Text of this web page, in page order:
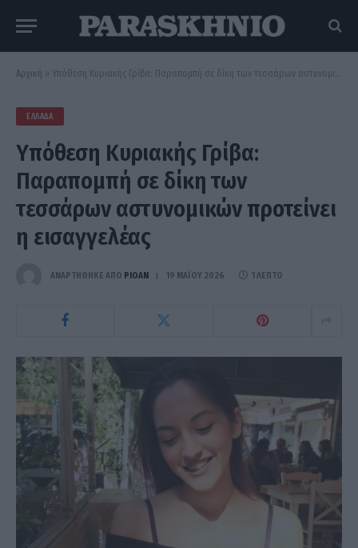
Αρχική » Υπόθεση Κυριακής Γρίβα: Παραπομπή σε δίκη των τεσσάρων αστυνομικών προτείνει η εισαγγελέας
ΕΛΛΆΔΑ
Υπόθεση Κυριακής Γρίβα:
Παραπομπή σε δίκη των
τεσσάρων αστυνομικών προτείνει
η εισαγγελέας
ΑΝΑΡΤΗΘΗΚΕ ΑΠΟ PIOAN 19 ΜΑΪ́ΟΥ 2026 1 ΛΕΠΤΌ